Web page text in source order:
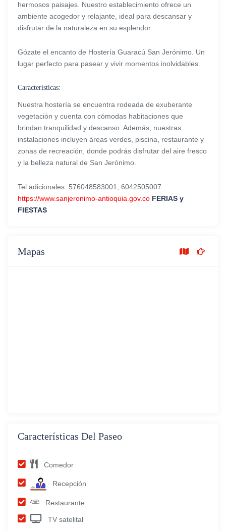
hermosos paisajes. Nuestro establecimiento ofrece un
ambiente acogedor y relajante, ideal para descansar y
disfrutar de la naturaleza en su esplendor.
Gózate el encanto de Hostería Guaracú San Jerónimo. Un
lugar perfecto para pasear y vivir momentos inolvidables.
Características:
Nuestra hostería se encuentra rodeada de exuberante
vegetación y cuenta con cómodas habitaciones que
brindan tranquilidad y descanso. Además, nuestras
instalaciones incluyen áreas verdes, piscina, restaurante y
zonas de recreación, donde podrás disfrutar del aire fresco
y la belleza natural de San Jerónimo.
Tel adicionales: 576048583001, 6042505007
https://www.sanjeronimo-antioquia.gov.co FERIAS y
FIESTAS
Mapas
Características Del Paseo
Comedor
Recepción
Restaurante
TV satelital